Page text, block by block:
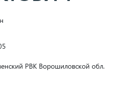
РВК Ворошиловской обл.